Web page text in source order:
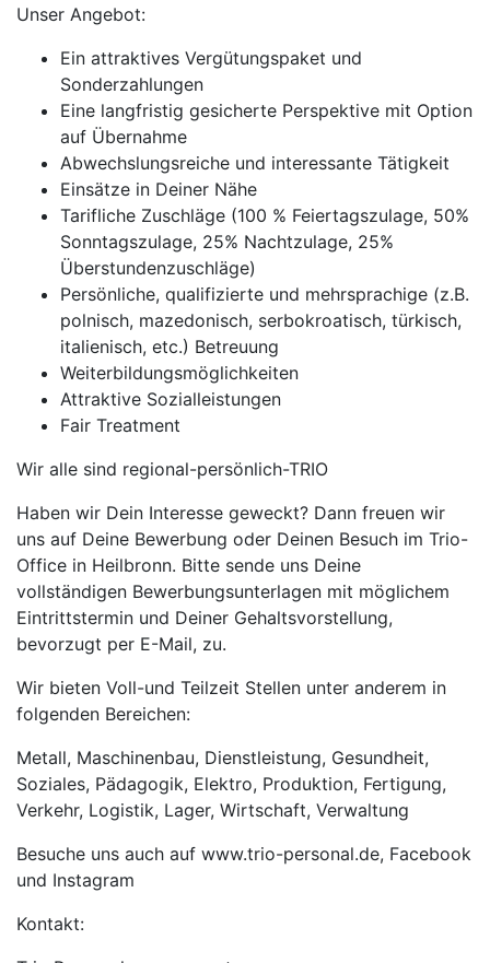
Unser Angebot:
Ein attraktives Vergütungspaket und
Sonderzahlungen
Eine langfristig gesicherte Perspektive mit Option
auf Übernahme
Abwechslungsreiche und interessante Tätigkeit
Einsätze in Deiner Nähe
Tarifliche Zuschläge (100 % Feiertagszulage, 50%
Sonntagszulage, 25% Nachtzulage, 25%
Überstundenzuschläge)
Persönliche, qualifizierte und mehrsprachige (z.B.
polnisch, mazedonisch, serbokroatisch, türkisch,
italienisch, etc.) Betreuung
Weiterbildungsmöglichkeiten
Attraktive Sozialleistungen
Fair Treatment
Wir alle sind regional-persönlich-TRIO
Haben wir Dein Interesse geweckt? Dann freuen wir
uns auf Deine Bewerbung oder Deinen Besuch im Trio-
Office in Heilbronn. Bitte sende uns Deine
vollständigen Bewerbungsunterlagen mit möglichem
Eintrittstermin und Deiner Gehaltsvorstellung,
bevorzugt per E-Mail, zu.
Wir bieten Voll-und Teilzeit Stellen unter anderem in
folgenden Bereichen:
Metall, Maschinenbau, Dienstleistung, Gesundheit,
Soziales, Pädagogik, Elektro, Produktion, Fertigung,
Verkehr, Logistik, Lager, Wirtschaft, Verwaltung
Besuche uns auch auf www.trio-personal.de, Facebook
und Instagram
Kontakt: